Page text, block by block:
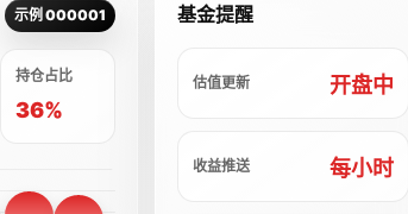
示例 000001
持仓占比
36%
基金提醒
估值更新 开盘中
收益推送 每小时